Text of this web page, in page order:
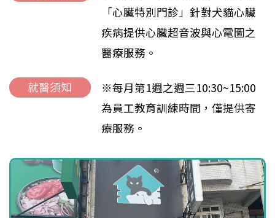
「心臟特別門診」針對犬貓心臟
疾病提供心臟超音波與心電圖之
醫療服務。
就醫須知
※每月第1週之週三10:30~15:00
為員工教育訓練時間，僅提供寄
療服務。